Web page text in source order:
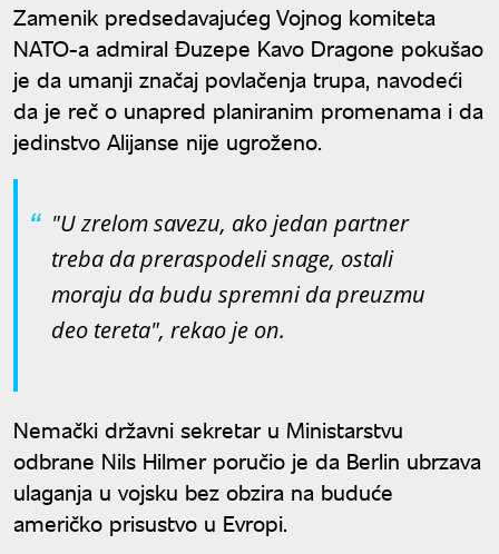
Zamenik predsedavajućeg Vojnog komiteta
NATO-a admiral Đuzepe Kavo Dragone pokušao
je da umanji značaj povlačenja trupa, navodeći
da je reč o unapred planiranim promenama i da
jedinstvo Alijanse nije ugroženo.
"U zrelom savezu, ako jedan partner
treba da preraspodeli snage, ostali
moraju da budu spremni da preuzmu
deo tereta", rekao je on.
Nemački državni sekretar u Ministarstvu
odbrane Nils Hilmer poručio je da Berlin ubrzava
ulaganja u vojsku bez obzira na buduće
američko prisustvo u Evropi.